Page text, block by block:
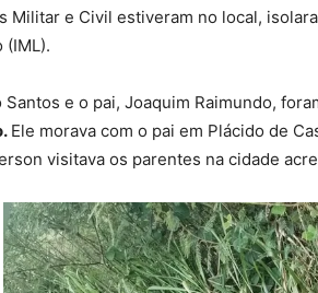
Militar e Civil estiveram no local,
(IML).
Santos e o pai, Joaquim Raimundo,
Ele morava com o pai em Plácido de
visitava os parentes na cidade